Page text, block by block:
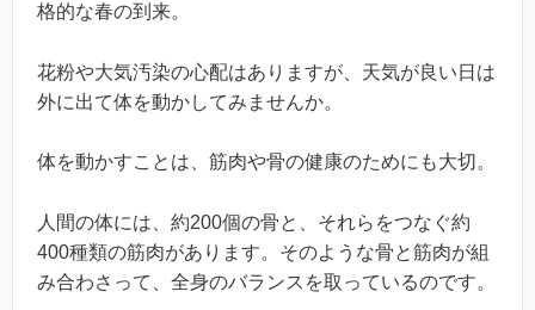
格的な春の到来。
花粉や大気汚染の心配はありますが、天気が良い日は
外に出て体を動かしてみませんか。
体を動かすことは、筋肉や骨の健康のためにも大切。
人間の体には、約200個の骨と、それらをつなぐ約
400種類の筋肉があります。そのような骨と筋肉が組
み合わさって、全身のバランスを取っているのです。